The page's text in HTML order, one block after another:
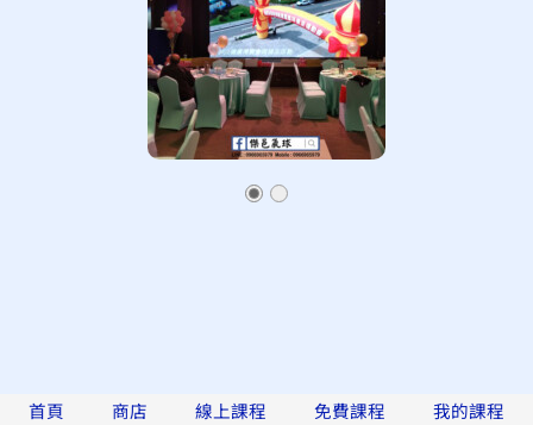
首頁 商店 線上課程 免費課程
我的課程